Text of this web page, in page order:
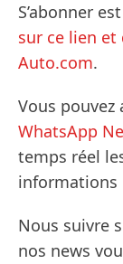
S’abonner
sur ce lien et
Auto.com.
Vous pouvez
WhatsApp
temps réel
informations
Nous suivre
nos news